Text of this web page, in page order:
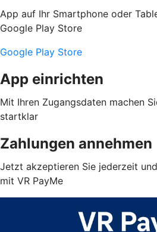
App auf Ihr Smartphone oder
Google Play Store
Google Play Store
App einrichten
Mit Ihren Zugangsdaten machen
startklar
Zahlungen annehmen
Jetzt akzeptieren Sie jederzeit
mit VR PayMe